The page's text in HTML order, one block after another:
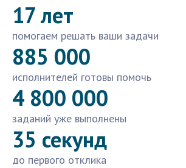
17 лет
помогаем решать ваши задачи
885 000
исполнителей готовы помочь
4 800 000
заданий уже выполнены
35 секунд
до первого отклика